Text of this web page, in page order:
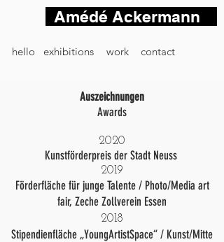
Amédé Ackermann
hello exhibitions work contact
Auszeichnungen
Awards
2020
Kunstförderpreis der Stadt Neuss
2019
Förderfläche für junge Talente / Photo/Media art
fair, Zeche Zollverein Essen
2018
Stipendienfläche „YoungArtistSpace“ / Kunst/Mitte